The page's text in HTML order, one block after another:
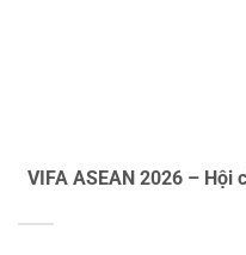
VIFA ASEAN 2026 – Hội